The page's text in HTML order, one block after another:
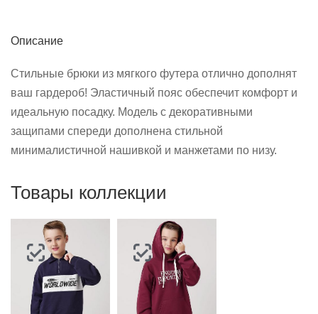
Описание
Стильные брюки из мягкого футера отлично дополнят
ваш гардероб! Эластичный пояс обеспечит комфорт и
идеальную посадку. Модель с декоративными
защипами спереди дополнена стильной
минималистичной нашивкой и манжетами по низу.
Товары коллекции